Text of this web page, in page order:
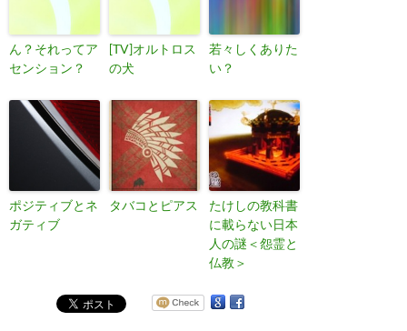
ん？それってア
センション？
[TV]オルトロス
の犬
若々しくありた
い？
ポジティブとネ
ガティブ
タバコとピアス
たけしの教科書
に載らない日本
人の謎＜怨霊と
仏教＞